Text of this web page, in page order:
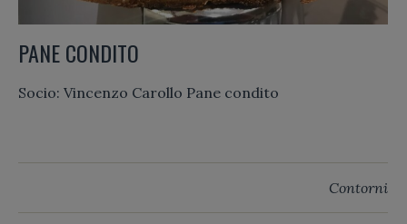
PANE CONDITO
Socio: Vincenzo Carollo Pane condito
Contorni